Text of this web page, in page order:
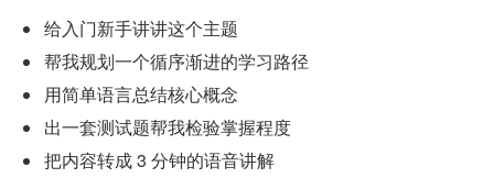
给入门新手讲讲这个主题
帮我规划一个循序渐进的学习路径
用简单语言总结核心概念
出一套测试题帮我检验掌握程度
把内容转成 3 分钟的语音讲解